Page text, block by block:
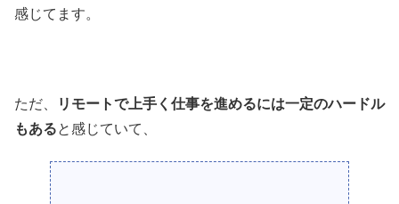
感じてます。
ただ、
リモートで上手く仕事を進めるには一定のハードル
もあると感じていて、